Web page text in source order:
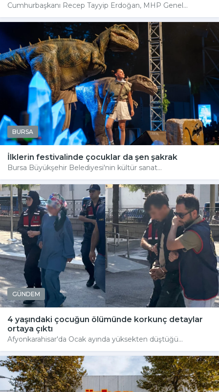
Cumhurbaşkanı Recep Tayyip Erdoğan, MHP Genel...
BURSA
İlklerin festivalinde çocuklar da şen şakrak
Bursa Büyükşehir Belediyesi'nin kültür sanat...
GÜNDEM
4 yaşındaki çocuğun ölümünde korkunç detaylar
ortaya çıktı
Afyonkarahisar'da Ocak ayında yüksekten düştüğü...